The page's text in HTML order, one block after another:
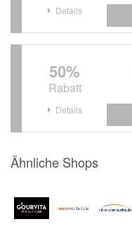
Details
50%
Rabatt
Details
Ähnliche Shops